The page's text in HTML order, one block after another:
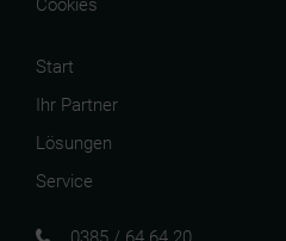
Cookies
Start
Ihr Partner
Lösungen
Service